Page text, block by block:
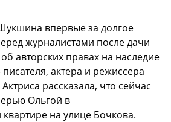
впервые за долгое
журналистами после дачи
авторских правах на наследие
актера и режиссера
рассказала, что сейчас
Ольгой в
на улице Бочкова.